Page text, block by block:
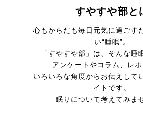
すやすや部と
心もからだも毎日元気に過ごす
い“睡眠”。
「すやすや部」は、そんな睡
アンケートやコラム、レ
いろいろな角度からお伝えして
イトです。
眠りについて考えてみま